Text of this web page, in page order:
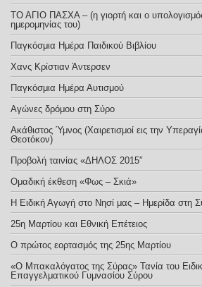
ΤΟ ΑΓΙΟ ΠΑΣΧΑ – (η γιορτή και ο
ημερομηνίας του)
Παγκόσμια Ημέρα Παιδικού Βιβλίου
Χανς Κρίστιαν Άντερσεν
Παγκόσμια Ημέρα Αυτισμού
Αγώνες δρόμου στη Σύρο
Ακάθιστος Ύμνος (Χαιρετισμοί εις την
Θεοτόκον)
Προβολή ταινίας «ΔΗΛΟΣ 2015″
Ομαδική έκθεση «Φως – Σκιά»
Η Ειδική Αγωγή στο Νησί μας – Ημερίδα στη
25η Μαρτίου και Εθνική Επέτειος
Ο πρώτος εορτασμός της 25ης Μαρτίου
«Ο Μπακαλόγατος της Σύρας» Τανία του
Επαγγελματικού Γυμνασίου Σύρου